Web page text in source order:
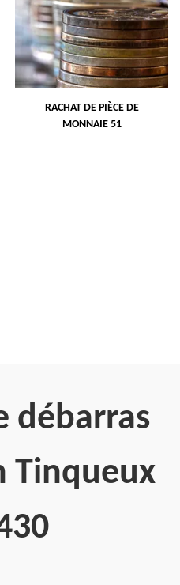
RACHAT DE PIÈCE DE
MONNAIE 51
débarras
Tinqueux